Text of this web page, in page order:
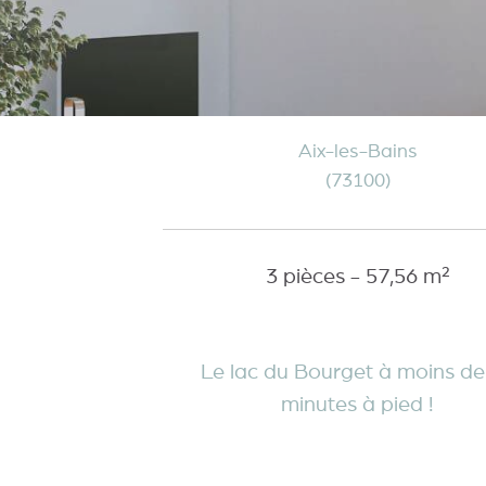
Aix-les-Bains
(73100)
3 pièces - 57,56 m²
Le lac du Bourget à moins
minutes à pied !